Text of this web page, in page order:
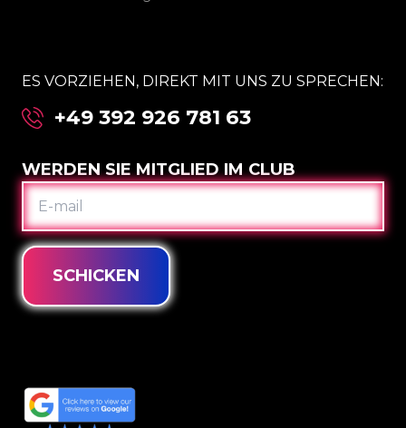
ES VORZIEHEN, DIREKT MIT UNS ZU SPRECHEN:
+49 392 926 781 63
WERDEN SIE MITGLIED IM CLUB
E-
MAIL
SCHICKEN